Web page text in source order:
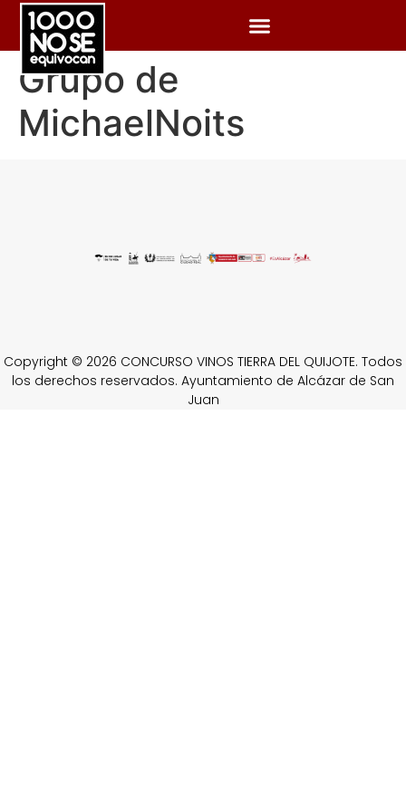
Grupo de
MichaelNoits
Copyright © 2026 CONCURSO VINOS TIERRA DEL QUIJOTE. Todos
los derechos reservados. Ayuntamiento de Alcázar de San
Juan